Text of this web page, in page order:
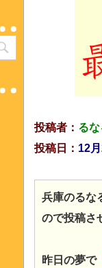
投稿者： る
投稿日： 12
兵庫のるな
ので投稿さ
昨日の夢で